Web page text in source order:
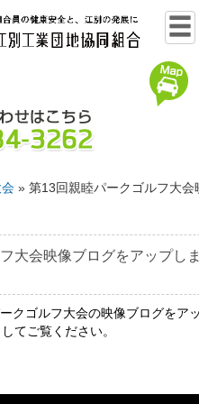
» 第13回親睦パークゴルフ大
大会映像ブログをアップし
クゴルフ大会の映像ブログをア
てご覧ください。